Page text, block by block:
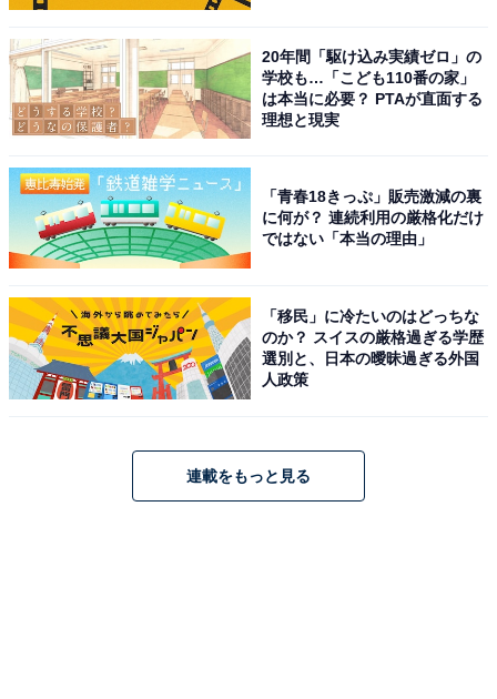
1位に輝いたのは、俳優の豊川悦司さんです。大阪府出
身で“トヨエツ”の愛称で親しまれる豊川さんは、関西学
院大学に在籍していた経歴を持ちます。1992年の映画
『きらきらひかる』での受賞を皮切りに、ドラマ『愛し
ていると言ってくれ』（TBS系）など数々の名作に主
演。クールで渋い役者のイメージから、関学在籍の過去
に驚く声が多数寄せられました。
回答者コメント
「若い年代から舞台やドラマなどで活躍をしている
印象があったので、関西学院大学出身と知って驚い
20年間「駆け込み実績ゼロ」の
学校も…「こども110番の家」
は本当に必要？ PTAが直面する
理想と現実
「青春18きっぷ」販売激減の裏
に何が？ 連続利用の厳格化だけ
ではない「本当の理由」
「移民」に冷たいのはどっちな
のか？ スイスの厳格過ぎる学歴
選別と、日本の曖昧過ぎる外国
人政策
連載をもっと見る